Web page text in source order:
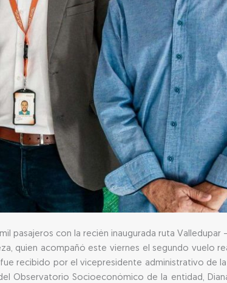
pasajeros con la recién inaugurada ruta Valledupar
quien acompañó este viernes el segundo vuelo
recibido por el vicepresidente administrativo de la
Observatorio Socioeconómico de la entidad,